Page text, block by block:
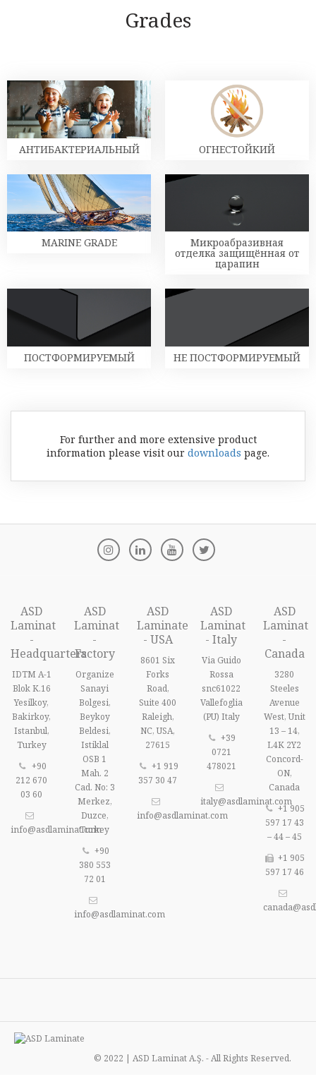
Grades
АНТИБАКТЕРИАЛЬНЫЙ ОГНЕСТОЙКИЙ
MARINE GRADE Микроабразивная
отделка защищённая от
царапин
ПОСТФОРМИРУЕМЫЙ НЕ ПОСТФОРМИРУЕМЫЙ
For further and more extensive product
information please visit our downloads page.
ASD
Laminat
-
Headquarters
IDTM A-1
Blok K.16
Yesilkoy,
Bakirkoy,
Istanbul,
Turkey
+90
212 670
03 60
info@asdlaminat.com
ASD
Laminat
-
Factory
Organize
Sanayi
Bolgesi,
Beykoy
Beldesi,
Istiklal
OSB 1
Mah. 2
Cad. No: 3
Merkez,
Duzce,
Turkey
+90
380 553
72 01
info@asdlaminat.com
ASD
Laminate
- USA
8601 Six
Forks
Road,
Suite 400
Raleigh,
NC, USA,
27615
+1 919
357 30 47
info@asdlaminat.com
ASD
Laminat
- Italy
Via Guido
Rossa
snc61022
Vallefoglia
(PU) Italy
+39
0721
478021
italy@asdlaminat.com
ASD
Laminat
-
Canada
3280
Steeles
Avenue
West, Unit
13 – 14,
L4K 2Y2
Concord-
ON,
Canada
+1 905
597 17 43
– 44 – 45
+1 905
597 17 46
© 2022 | ASD Laminat A.Ş. - All Rights Reserved.